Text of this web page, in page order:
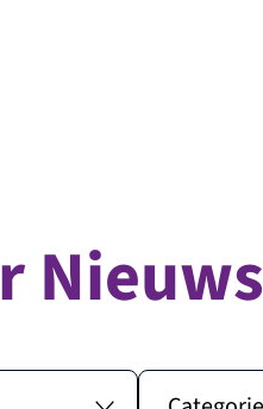
Nieuws